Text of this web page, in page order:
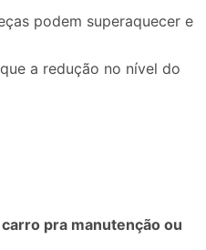
podem superaquecer e
a redução no nível do
pra manutenção ou